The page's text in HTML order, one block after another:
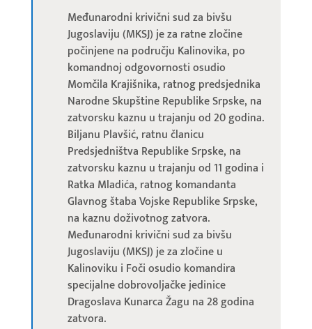
Međunarodni krivični sud za bivšu
Jugoslaviju (MKSJ) je za ratne zločine
počinjene na području Kalinovika, po
komandnoj odgovornosti osudio
Momčila Krajišnika, ratnog predsjednika
Narodne Skupštine Republike Srpske, na
zatvorsku kaznu u trajanju od 20 godina.
Biljanu Plavšić, ratnu članicu
Predsjedništva Republike Srpske, na
zatvorsku kaznu u trajanju od 11 godina i
Ratka Mladića, ratnog komandanta
Glavnog štaba Vojske Republike Srpske,
na kaznu doživotnog zatvora.
Međunarodni krivični sud za bivšu
Jugoslaviju (MKSJ) je za zločine u
Kalinoviku i Foči osudio komandira
specijalne dobrovoljačke jedinice
Dragoslava Kunarca Žagu na 28 godina
zatvora.